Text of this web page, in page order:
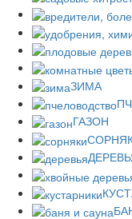
ЗИМА
ГАЗОН